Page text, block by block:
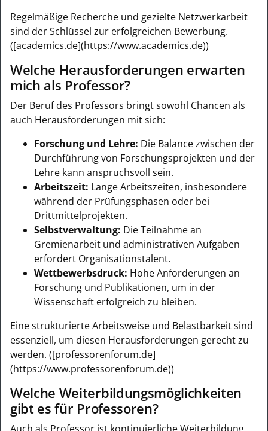
Regelmäßige Recherche und gezielte Netzwerkarbeit
sind der Schlüssel zur erfolgreichen Bewerbung.
([academics.de](https://www.academics.de))
Welche Herausforderungen erwarten
mich als Professor?
Der Beruf des Professors bringt sowohl Chancen als
auch Herausforderungen mit sich:
Forschung und Lehre: Die Balance zwischen der
Durchführung von Forschungsprojekten und der
Lehre kann anspruchsvoll sein.
Arbeitszeit: Lange Arbeitszeiten, insbesondere
während der Prüfungsphasen oder bei
Drittmittelprojekten.
Selbstverwaltung: Die Teilnahme an
Gremienarbeit und administrativen Aufgaben
erfordert Organisationstalent.
Wettbewerbsdruck: Hohe Anforderungen an
Forschung und Publikationen, um in der
Wissenschaft erfolgreich zu bleiben.
Eine strukturierte Arbeitsweise und Belastbarkeit sind
essenziell, um diesen Herausforderungen gerecht zu
werden. ([professorenforum.de]
(https://www.professorenforum.de))
Welche Weiterbildungsmöglichkeiten
gibt es für Professoren?
Auch als Professor ist kontinuierliche Weiterbildung